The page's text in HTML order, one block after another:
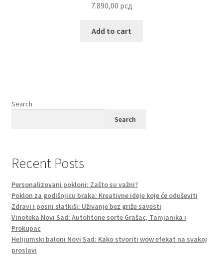
7.890,00 рсд
Add to cart
Search
Search
Recent Posts
Personalizovani pokloni: Zašto su važni?
Poklon za godišnjicu braka: Kreativne ideje koje će oduševiti
Zdravi i posni slatkiši: Uživanje bez griže savesti
Vinoteka Novi Sad: Autohtone sorte Grašac, Tamjanika i
Prokupac
Helijumski baloni Novi Sad: Kako stvoriti wow efekat na svakoj
proslavi